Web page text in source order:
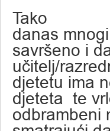
Tako
danas
savršeno i
učitelj/
djetetu ima
djeteta te
odbrambeni